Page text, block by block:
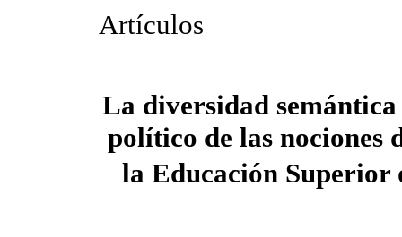
Artículos
La diversidad
político de las nociones
la Educación Superior